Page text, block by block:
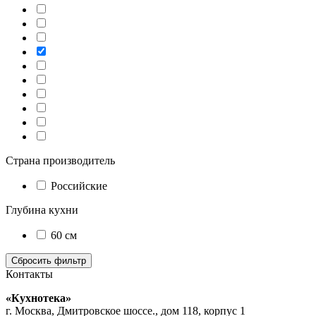
Страна производитель
Российские
Глубина кухни
60 см
Контакты
«Кухнотека»
г. Москва, Дмитровское шоссе., дом 118, корпус 1